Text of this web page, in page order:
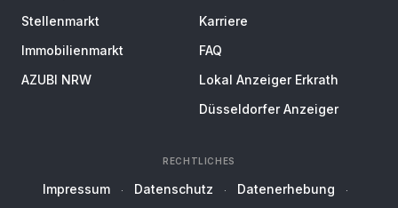
Stellenmarkt
Immobilienmarkt
AZUBI NRW
Karriere
FAQ
Lokal Anzeiger Erkrath
Düsseldorfer Anzeiger
RECHTLICHES
Impressum Datenschutz Datenerhebung